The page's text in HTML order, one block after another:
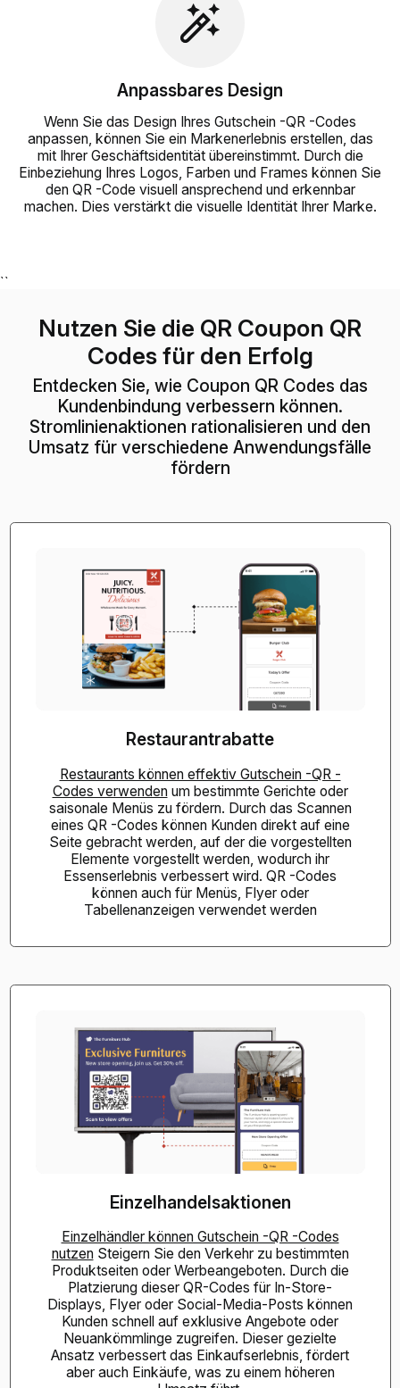
Anpassbares Design
Wenn Sie das Design Ihres Gutschein -QR -Codes
anpassen, können Sie ein Markenerlebnis erstellen, das
mit Ihrer Geschäftsidentität übereinstimmt. Durch die
Einbeziehung Ihres Logos, Farben und Frames können Sie
den QR -Code visuell ansprechend und erkennbar
machen. Dies verstärkt die visuelle Identität Ihrer Marke.
``
Nutzen Sie die QR Coupon QR
Codes für den Erfolg
Entdecken Sie, wie Coupon QR Codes das
Kundenbindung verbessern können.
Stromlinienaktionen rationalisieren und den
Umsatz für verschiedene Anwendungsfälle
fördern
Restaurantrabatte
Restaurants können effektiv Gutschein -QR -
Codes verwenden um bestimmte Gerichte oder
saisonale Menüs zu fördern. Durch das Scannen
eines QR -Codes können Kunden direkt auf eine
Seite gebracht werden, auf der die vorgestellten
Elemente vorgestellt werden, wodurch ihr
Essenserlebnis verbessert wird. QR -Codes
können auch für Menüs, Flyer oder
Tabellenanzeigen verwendet werden
Einzelhandelsaktionen
Einzelhändler können Gutschein -QR -Codes
nutzen Steigern Sie den Verkehr zu bestimmten
Produktseiten oder Werbeangeboten. Durch die
Platzierung dieser QR-Codes für In-Store-
Displays, Flyer oder Social-Media-Posts können
Kunden schnell auf exklusive Angebote oder
Neuankömmlinge zugreifen. Dieser gezielte
Ansatz verbessert das Einkaufserlebnis, fördert
aber auch Einkäufe, was zu einem höheren